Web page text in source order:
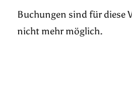
Buchungen sind für diese
nicht mehr möglich.